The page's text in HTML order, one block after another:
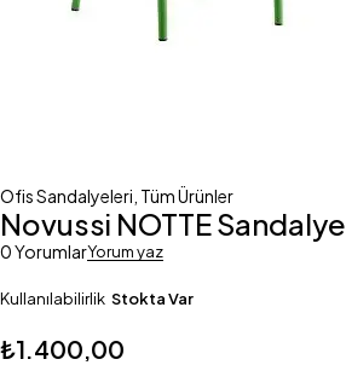
Ofis Sandalyeleri Tüm Ürünler
Novussi NOTTE Sandalye
0 YorumlarYorum yaz
Kullanılabilirlik Stokta Var
₺1.400,00